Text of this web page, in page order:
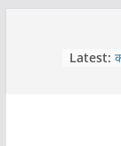
Latest: